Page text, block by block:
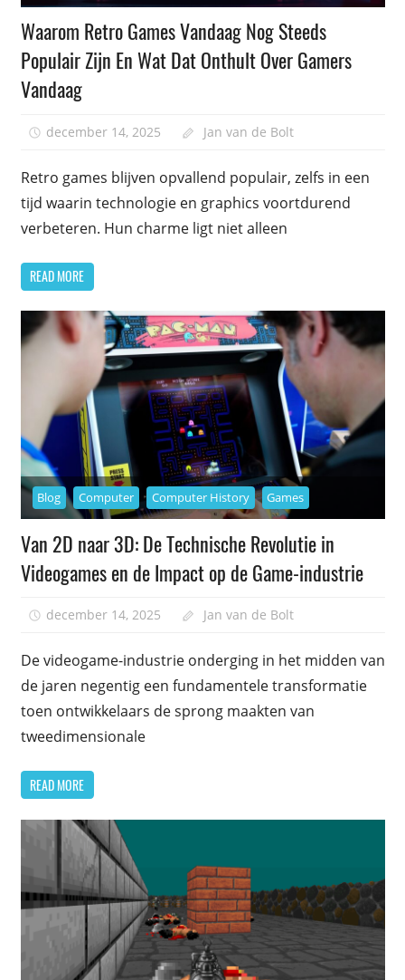
Waarom Retro Games Vandaag Nog Steeds
Populair Zijn En Wat Dat Onthult Over Gamers
Vandaag
december 14, 2025 Jan van de Bolt
Retro games blijven opvallend populair, zelfs in een
tijd waarin technologie en graphics voortdurend
verbeteren. Hun charme ligt niet alleen
READ MORE
Blog Computer Computer History Games
Van 2D naar 3D: De Technische Revolutie in
Videogames en de Impact op de Game-industrie
december 14, 2025 Jan van de Bolt
De videogame-industrie onderging in het midden van
de jaren negentig een fundamentele transformatie
toen ontwikkelaars de sprong maakten van
tweedimensionale
READ MORE